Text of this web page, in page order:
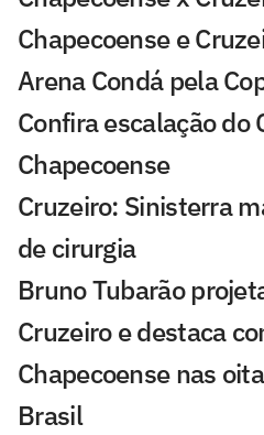
Chapecoense e
Arena Condá pela
Confira escalação do
Chapecoense
Cruzeiro: Sinisterra
de cirurgia
Bruno Tubarão
Cruzeiro e destaca
Chapecoense nas
Brasil